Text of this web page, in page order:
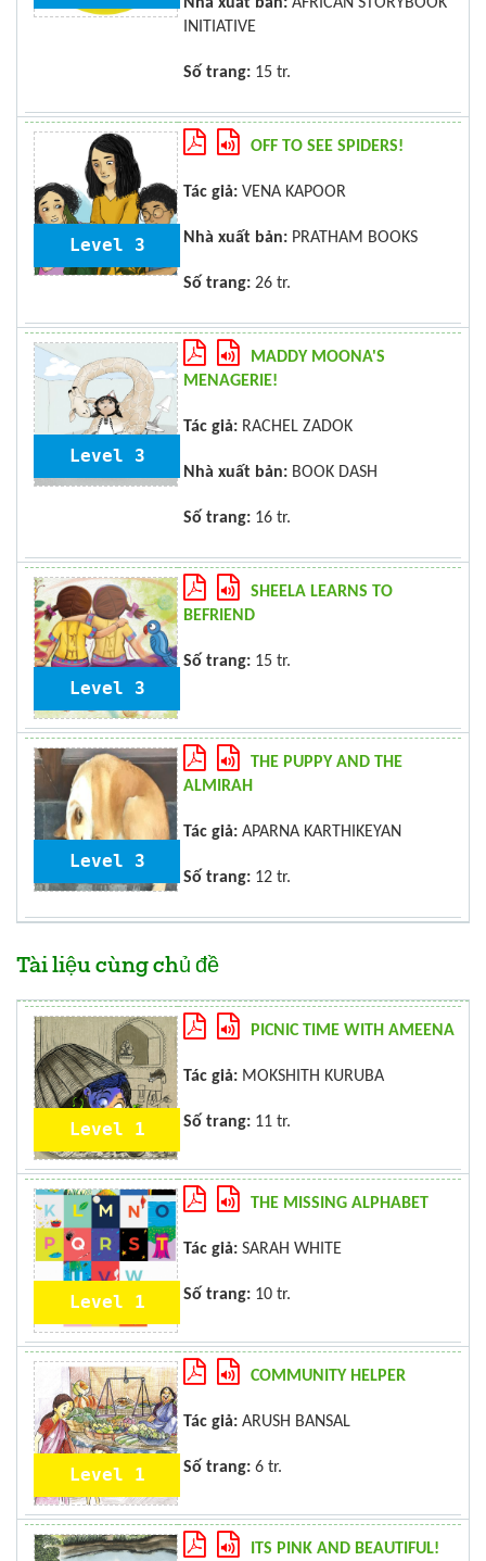
INITIATIVE
Số trang: 15 tr.
Level 3
OFF TO SEE SPIDERS!
Tác giả: VENA KAPOOR
Nhà xuất bản: PRATHAM BOOKS
Số trang: 26 tr.
Level 3
MADDY MOONA'S
MENAGERIE!
Tác giả: RACHEL ZADOK
Nhà xuất bản: BOOK DASH
Số trang: 16 tr.
Level 3
SHEELA LEARNS TO
BEFRIEND
Số trang: 15 tr.
Level 3
THE PUPPY AND THE
ALMIRAH
Tác giả: APARNA KARTHIKEYAN
Số trang: 12 tr.
Tài liệu cùng chủ đề
Level 1
PICNIC TIME WITH AMEENA
Tác giả: MOKSHITH KURUBA
Số trang: 11 tr.
Level 1
THE MISSING ALPHABET
Tác giả: SARAH WHITE
Số trang: 10 tr.
Level 1
COMMUNITY HELPER
Tác giả: ARUSH BANSAL
Số trang: 6 tr.
ITS PINK AND BEAUTIFUL!